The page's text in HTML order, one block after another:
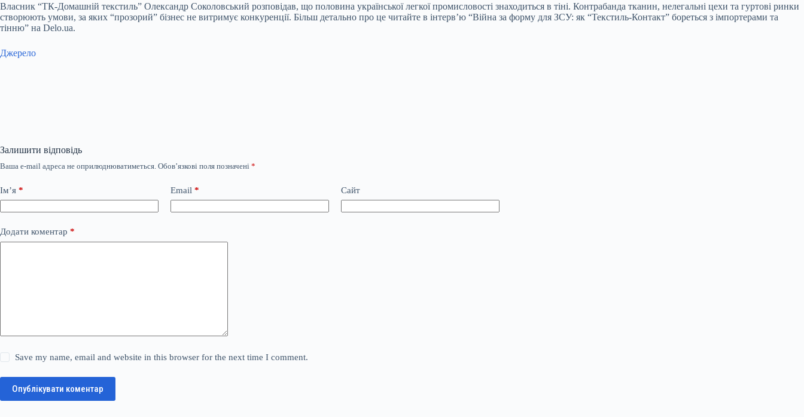
Власник “ТК-Домашній текстиль” Олександр Соколовський розповідав, що половина української легкої промисловості знаходиться в тіні. Контрабанда тканин, нелегальні цехи та гуртові ринки
створюють умови, за яких “прозорий” бізнес не витримує конкуренції. Більш детально про це читайте в інтерв’ю “Війна за форму для ЗСУ: як “Текстиль-Контакт” бореться з імпортерами та
тінню” на Delo.ua.
Джерело
Залишити відповідь
Ваша e-mail адреса не оприлюднюватиметься. Обов’язкові поля позначені *
Ім’я * Email * Сайт
Додати коментар *
Save my name, email and website in this browser for the next time I comment.
Опублікувати коментар